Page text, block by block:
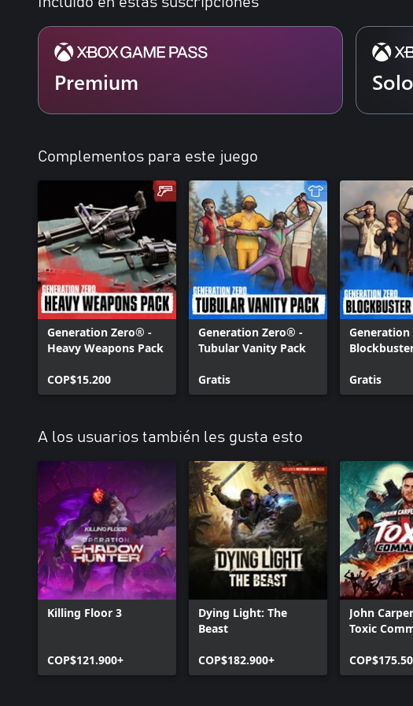
Premium
Complementos para este juego
Generation Zero® -
Heavy Weapons Pack
COP$15.200
Generation Zero® -
Tubular Vanity Pack
Gratis
Generation
Gratis
A los usuarios también les gusta esto
Killing Floor 3
COP$121.900+
Dying Light: The
Beast
COP$182.900+
John
Toxic